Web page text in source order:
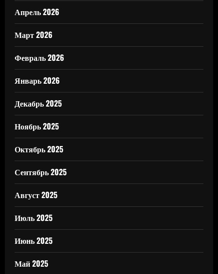
Апрель 2026
Март 2026
Февраль 2026
Январь 2026
Декабрь 2025
Ноябрь 2025
Октябрь 2025
Сентябрь 2025
Август 2025
Июль 2025
Июнь 2025
Май 2025